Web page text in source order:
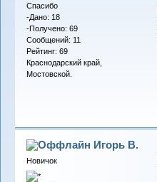
Спасибо
-Дано: 18
-Получено: 69
Сообщений: 11
Рейтинг: 69
Краснодарский край,
Мостовской.
Игорь В.
Новичок